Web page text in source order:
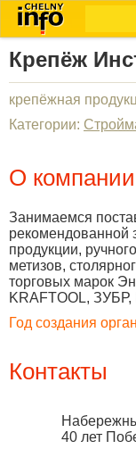
Крепёж
крепёжная
Категории:
О компании
Занимаемся
рекомендованной
продукции,
метизов,
торговых марок
KRAFTOOL,
Год создания
Контакты
40 лет